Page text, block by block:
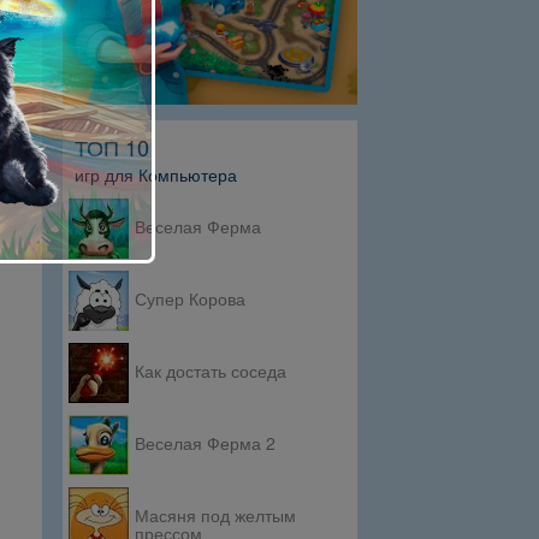
ТОП 10
игр для Компьютера
Веселая Ферма
Супер Корова
Как достать соседа
Веселая Ферма 2
Масяня под желтым
прессом